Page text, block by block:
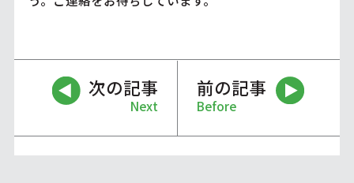
次の記事
Next
前の記事
Before